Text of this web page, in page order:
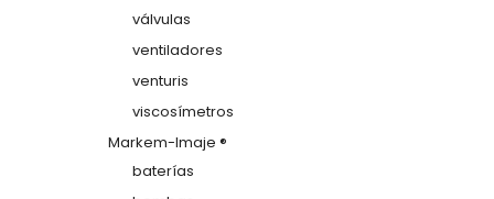
válvulas
ventiladores
venturis
viscosímetros
Markem-Imaje ®
baterías